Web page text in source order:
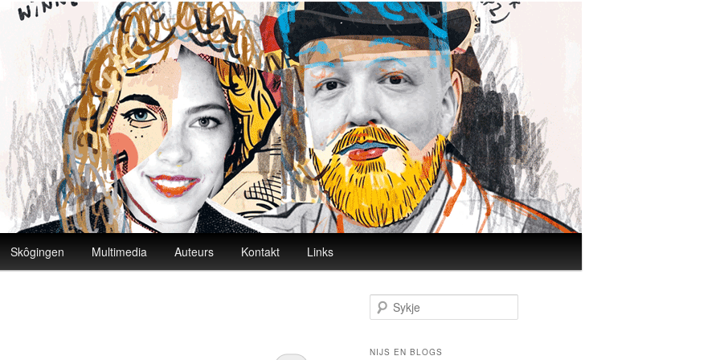
Skôgingen Multimedia Auteurs Kontakt Links
Sykje
NIJS EN BLOGS